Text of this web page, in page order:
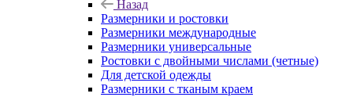
Назад
Размерники и ростовки
Размерники международные
Размерники универсальные
Ростовки с двойными числами (четные)
Для детской одежды
Размерники с тканым краем